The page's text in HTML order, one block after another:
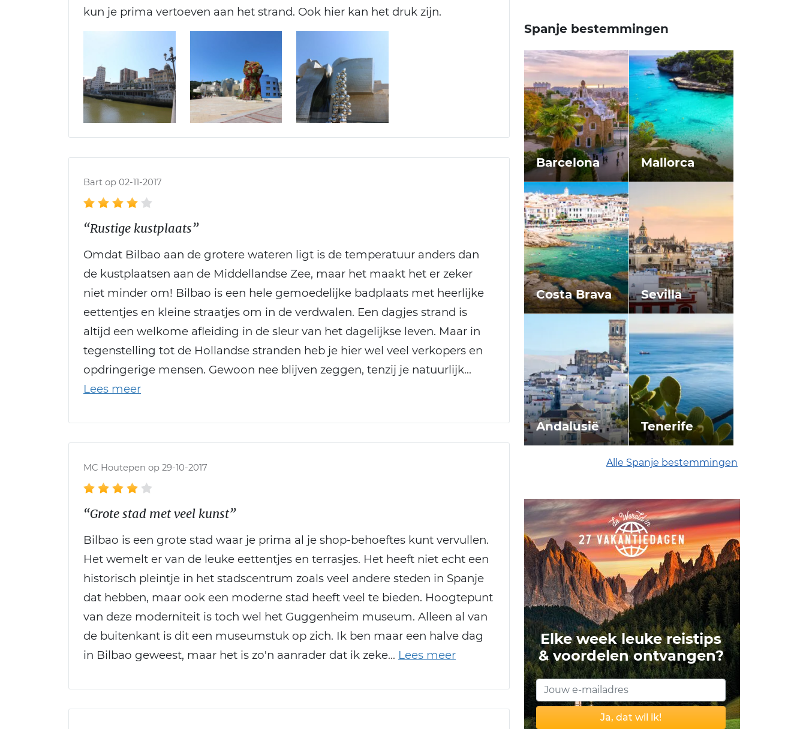
kun je prima vertoeven aan het strand. Ook hier kan het druk zijn.
Bart op 02-11-2017
“Rustige kustplaats”
Omdat Bilbao aan de grotere wateren ligt is de temperatuur anders dan
de kustplaatsen aan de Middellandse Zee, maar het maakt het er zeker
niet minder om! Bilbao is een hele gemoedelijke badplaats met heerlijke
eettentjes en kleine straatjes om in de verdwalen. Een dagjes strand is
altijd een welkome afleiding in de sleur van het dagelijkse leven. Maar in
tegenstelling tot de Hollandse stranden heb je hier wel veel verkopers en
opdringerige mensen. Gewoon nee blijven zeggen, tenzij je natuurlijk
MC Houtepen op 29-10-2017
“Grote stad met veel kunst”
Bilbao is een grote stad waar je prima al je shop-behoeftes kunt vervullen.
Het wemelt er van de leuke eettentjes en terrasjes. Het heeft niet echt een
historisch pleintje in het stadscentrum zoals veel andere steden in Spanje
dat hebben, maar ook een moderne stad heeft veel te bieden. Hoogtepunt
van deze moderniteit is toch wel het Guggenheim museum. Alleen al van
de buitenkant is dit een museumstuk op zich. Ik ben maar een halve dag
in Bilbao geweest, maar het is zo'n aanrader dat ik zeke
Spanje bestemmingen
Barcelona Mallorca
Costa Brava Sevilla
Andalusië Tenerife
Alle Spanje bestemmingen
Elke week leuke reistips
& voordelen ontvangen?
Ja, dat wil ik!